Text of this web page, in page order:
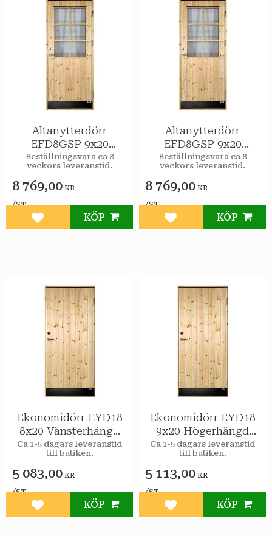
Altanytterdörr
EFD8GSP 9x20
Högerhängd STAR
Varmförråd Klar
spröjs
Beställningsvara ca 8
veckors leveranstid.
8 769,00 KR
/ST
Lägg till i favoriter
KÖP
Altanytterdörr
EFD8GSP 9x20
Vänsterhängd STAR
Varmförråd Klar
spröjs
Beställningsvara ca 8
veckors leveranstid.
8 769,00 KR
/ST
Lägg till i favoriter
KÖP
Ekonomidörr EYD18
8x20 Vänsterhängd
Varmförråd STAR
Ca 1-5 dagars leveranstid
till butiken.
5 083,00 KR
/ST
Lägg till i favoriter
KÖP
Ekonomidörr EYD18
9x20 Högerhängd
STAR Varmförråd
Ca 1-5 dagars leveranstid
till butiken.
5 113,00 KR
/ST
Lägg till i favoriter
KÖP